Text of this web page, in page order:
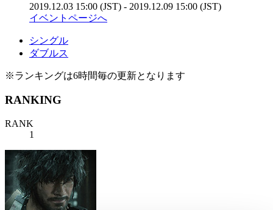
2019.12.03 15:00 (JST) - 2019.12.09 15:00 (JST)
イベントページへ
シングル
ダブルス
※ランキングは6時間毎の更新となります
RANKING
RANK
1